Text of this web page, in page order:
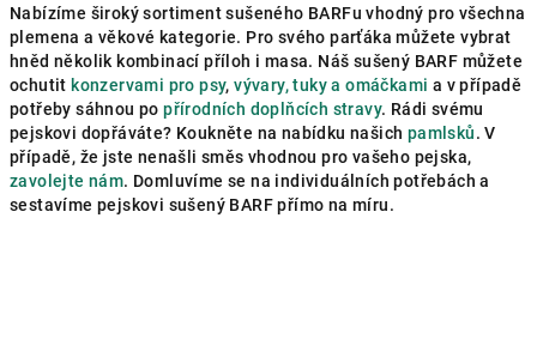
a
c
í
p
r
v
k
y
á
n
í
Nabízíme široký sortiment sušeného BARFu vhodný pro všechna
plemena a věkové kategorie. Pro svého parťáka můžete vybrat
hněd několik kombinací příloh i masa. Náš sušený BARF můžete
ochutit konzervami pro psy,vývary, tuky a omáčkami a v případě
potřeby sáhnou popřírodních doplňcích stravy. Rádi svému
pejskovi dopřáváte? Koukněte na nabídku našich pamlsků. V
případě, že jste nenašli směs vhodnou pro vašeho pejska,
zavolejte nám. Domluvíme se na individuálních potřebách a
sestavíme pejskovi sušený BARF přímo na míru.